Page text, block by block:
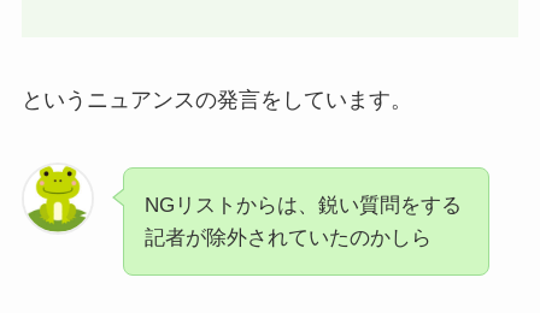
というニュアンスの発言をしています。
NGリストからは、鋭い質問をする
記者が除外されていたのかしら